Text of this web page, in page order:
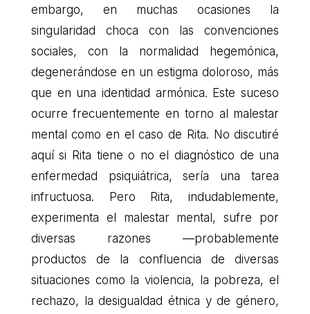
embargo, en muchas ocasiones la
singularidad choca con las convenciones
sociales, con la normalidad hegemónica,
degenerándose en un estigma doloroso, más
que en una identidad armónica. Este suceso
ocurre frecuentemente en torno al malestar
mental como en el caso de Rita. No discutiré
aquí si Rita tiene o no el diagnóstico de una
enfermedad psiquiátrica, sería una tarea
infructuosa. Pero Rita, indudablemente,
experimenta el malestar mental, sufre por
diversas razones —probablemente
productos de la confluencia de diversas
situaciones como la violencia, la pobreza, el
rechazo, la desigualdad étnica y de género,